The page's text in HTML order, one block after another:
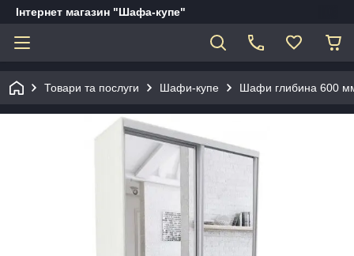
Інтернет магазин "Шафа-купе"
Товари та послуги Шафи-купе Шафи глибина 600